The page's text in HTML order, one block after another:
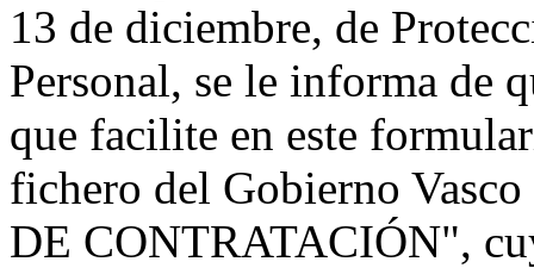
13 de diciembre, de
Personal, se le informa de
que facilite en este
fichero del Gobierno
DE CONTRATACIÓN",